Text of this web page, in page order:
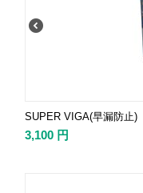
SUPER VIGA(早漏防止)
3,100 円